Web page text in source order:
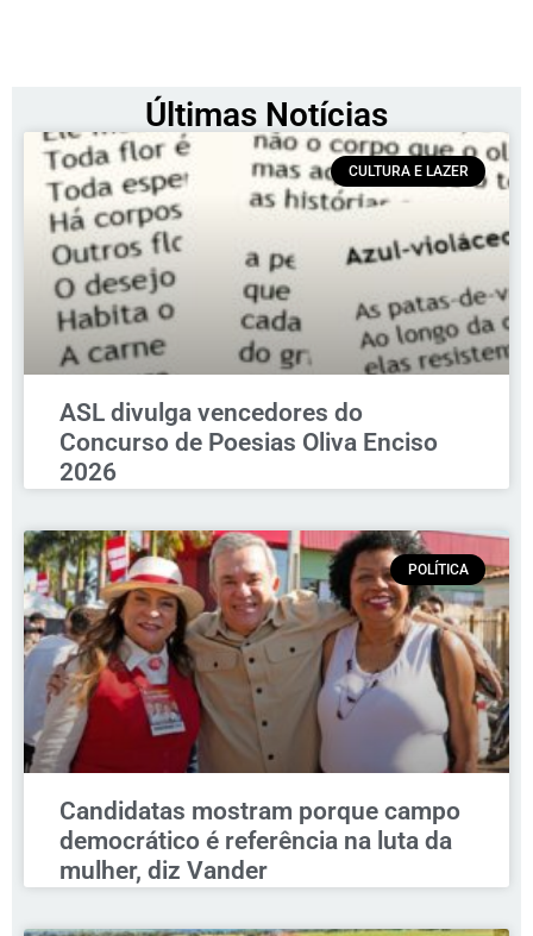
Últimas Notícias
CULTURA E LAZER
ASL divulga vencedores do
Concurso de Poesias Oliva Enciso
2026
POLÍTICA
Candidatas mostram porque campo
democrático é referência na luta da
mulher, diz Vander